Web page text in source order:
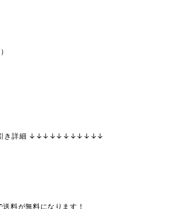
詳細 ↓↓↓↓↓↓↓↓↓↓↓
料が無料になります！